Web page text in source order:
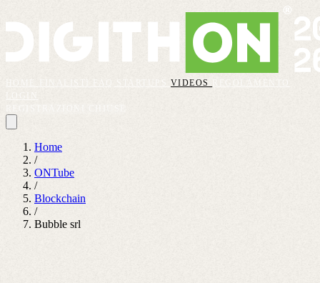
VIDEOS
REGOLAMENTO
Home
/
ONTube
/
Blockchain
/
Bubble srl